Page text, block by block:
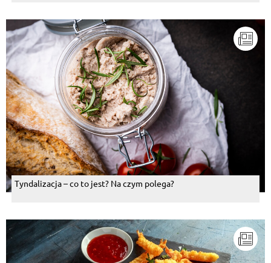
Tyndalizacja – co to jest? Na czym polega?